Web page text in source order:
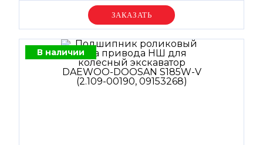
Уточняйте цену
В наличии